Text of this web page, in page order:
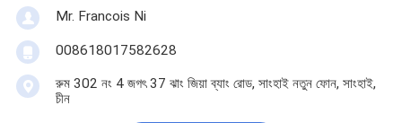
Mr. Francois Ni
008618017582628
রুম 302 নং 4 জগৎ 37 ঝাং জিয়া ব্যাং রোড, সাংহাই নতুন ফোন, সাংহাই,
চীন